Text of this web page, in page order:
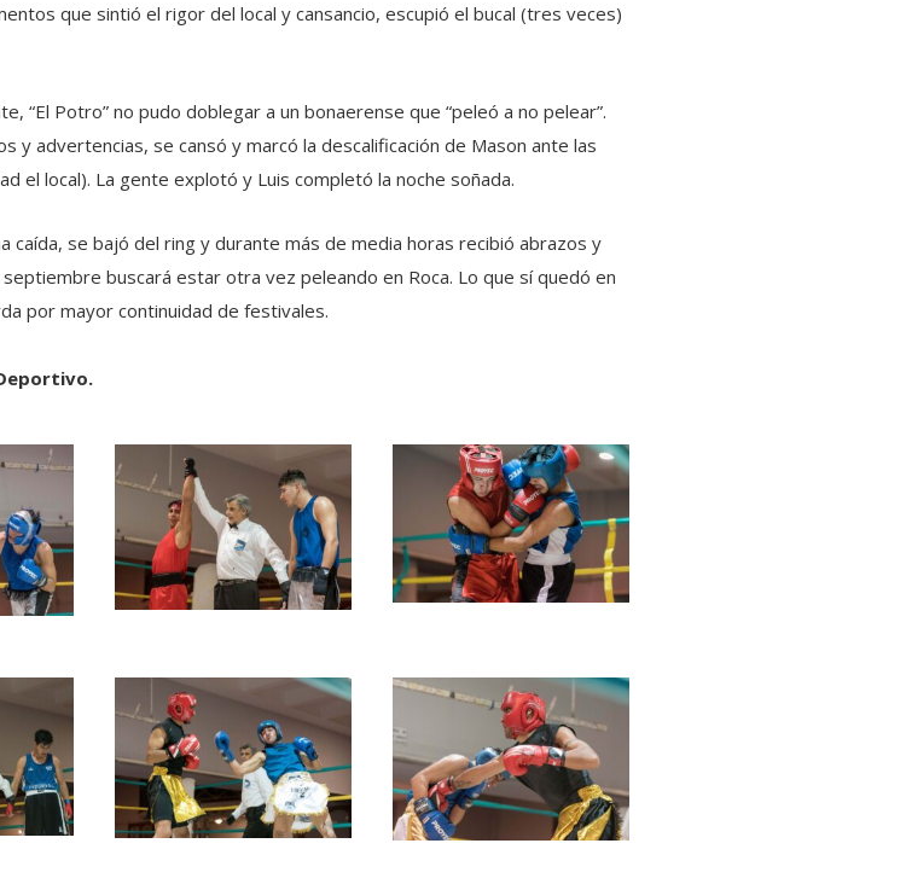
que sintió el rigor del local y cansancio, escupió el bucal (tres veces)
“El Potro” no pudo doblegar a un bonaerense que “peleó a no pelear”.
advertencias, se cansó y marcó la descalificación de Mason ante las
el local). La gente explotó y Luis completó la noche soñada.
caída, se bajó del ring y durante más de media horas recibió abrazos y
buscará estar otra vez peleando en Roca. Lo que sí quedó en
por mayor continuidad de festivales.